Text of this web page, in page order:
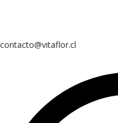
contacto@vitaflor.cl